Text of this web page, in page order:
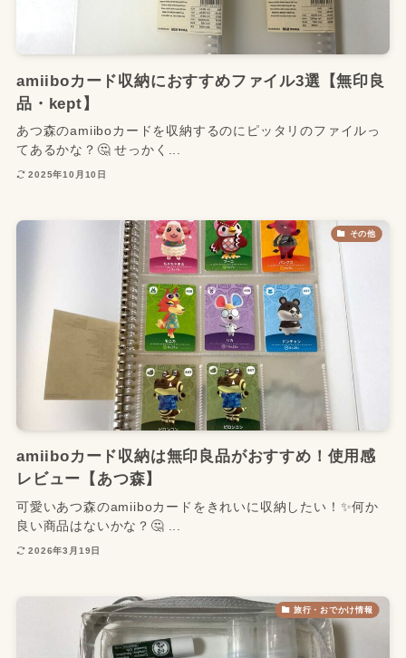
amiiboカード収納におすすめファイル3選【無印良
品・kept】
あつ森のamiiboカードを収納するのにピッタリのファイルっ
てあるかな？🤔 せっかく...
2025年10月10日
その他
amiiboカード収納は無印良品がおすすめ！使用感
レビュー【あつ森】
可愛いあつ森のamiiboカードをきれいに収納したい！✨何か
良い商品はないかな？🤔 ...
2026年3月19日
旅行・おでかけ情報